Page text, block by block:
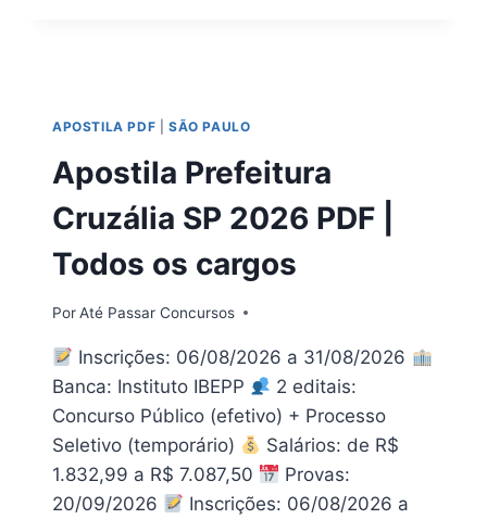
MG
2026
APOSTILA PDF SÃO PAULO
Apostila Prefeitura
Cruzália SP 2026 PDF |
Todos os cargos
PorAté Passar Concursos
Inscrições: 06/08/2026 a 31/08/2026
Banca: Instituto IBEPP
2 editais:
Concurso Público (efetivo) + Processo
Seletivo (temporário)
Salários: de R$
1.832,99 a R$ 7.087,50
Provas:
20/09/2026
Inscrições: 06/08/2026 a